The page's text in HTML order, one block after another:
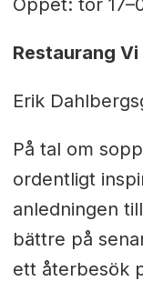
Öppet: tor
Restaurang
Erik
På tal om
ordentligt
anledningen
bättre på
ett återbesök